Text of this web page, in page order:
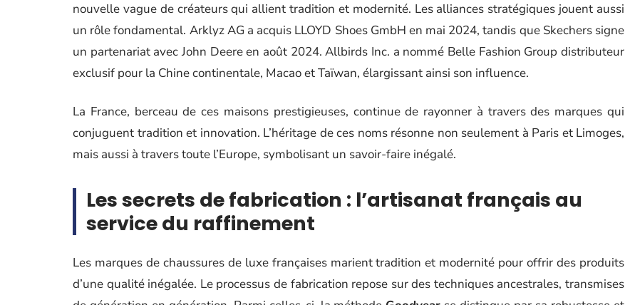
nouvelle vague de créateurs qui allient tradition et modernité. Les alliances stratégiques jouent aussi
un rôle fondamental. Arklyz AG a acquis LLOYD Shoes GmbH en mai 2024, tandis que Skechers signe
un partenariat avec John Deere en août 2024. Allbirds Inc. a nommé Belle Fashion Group distributeur
exclusif pour la Chine continentale, Macao et Taïwan, élargissant ainsi son influence.
La France, berceau de ces maisons prestigieuses, continue de rayonner à travers des marques qui
conjuguent tradition et innovation. L’héritage de ces noms résonne non seulement à Paris et Limoges,
mais aussi à travers toute l’Europe, symbolisant un savoir-faire inégalé.
Les secrets de fabrication : l’artisanat français au
service du raffinement
Les marques de chaussures de luxe françaises marient tradition et modernité pour offrir des produits
d’une qualité inégalée. Le processus de fabrication repose sur des techniques ancestrales, transmises